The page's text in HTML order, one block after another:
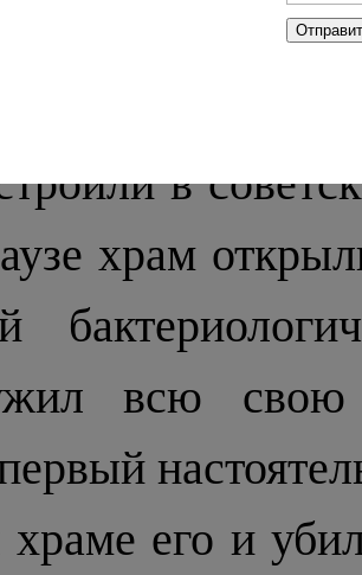
с автоматами,
встречает
в
храм
всю свою
его и